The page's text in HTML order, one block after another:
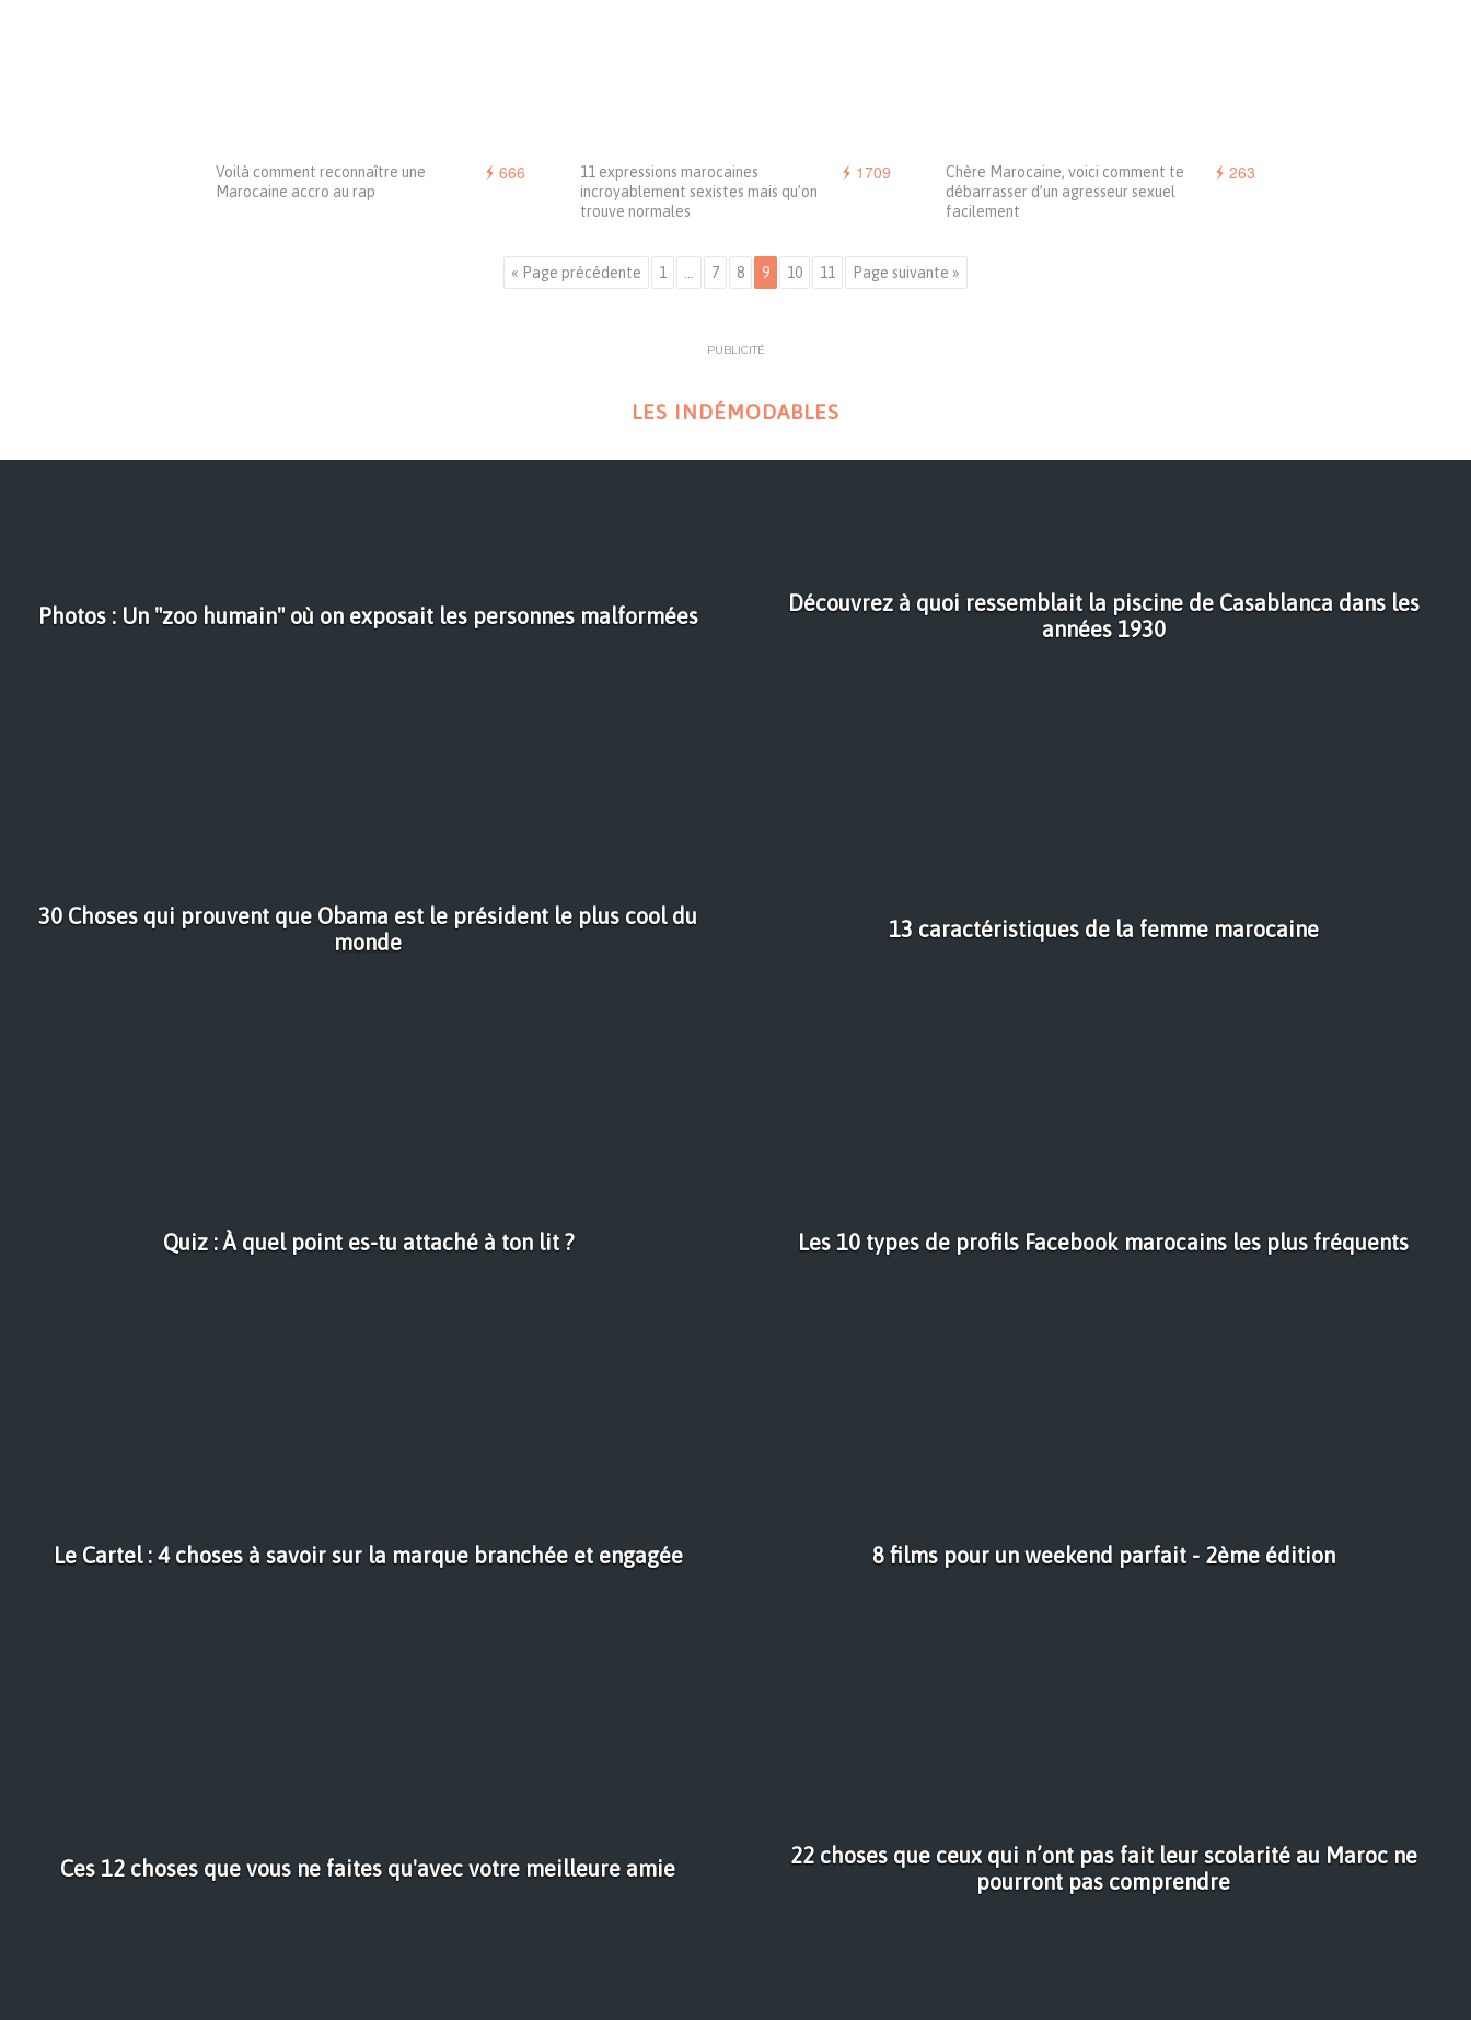
666
Voilà comment reconnaître une
Marocaine accro au rap
1709
11 expressions marocaines
incroyablement sexistes mais qu’on
trouve normales
263
Chère Marocaine, voici comment te
débarrasser d’un agresseur sexuel
facilement
« Page précédente 1 7 8 9 10 11 Page suivante »
PUBLICITÉ
LES INDÉMODABLES
Photos : Un "zoo humain" où on exposait les personnes malformées
Découvrez à quoi ressemblait la piscine de Casablanca dans les
années 1930
30 Choses qui prouvent que Obama est le président le plus cool du
monde
13 caractéristiques de la femme marocaine
Quiz : À quel point es-tu attaché à ton lit ? Les 10 types de profils Facebook marocains les plus fréquents
Le Cartel : 4 choses à savoir sur la marque branchée et engagée 8 films pour un weekend parfait - 2ème édition
Ces 12 choses que vous ne faites qu'avec votre meilleure amie
22 choses que ceux qui n’ont pas fait leur scolarité au Maroc ne
pourront pas comprendre